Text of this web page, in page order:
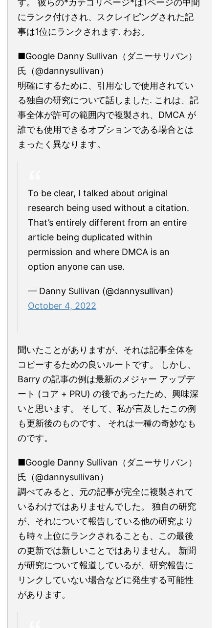
す。 彼らの*カテゴリページ*は1ページの中間
にランク付けされ、スクレイピングされた記
事は1位にランクされます. わお。
■Google Danny Sullivan（ダニーサリバン）
氏（@dannysullivan）
明確にするために、引用なしで使用されてい
る独自の研究について話しました. これは、記
事全体が許可の範囲内で複製され、DMCA が
誰でも使用できるオプションである場合とは
まったく異なります。
To be clear, I talked about original
research being used without a citation.
That’s entirely different from an entire
article being duplicated within
permission and where DMCA is an
option anyone can use.
— Danny Sullivan (@dannysullivan)
October 4, 2022
聞いたことがありますが、それは記事全体を
コピーするための良いルートです。 しかし、
Barry の記事の例は最新のメジャー アップデ
ート (コア + PRU) の後であったため、興味深
いと思います。 そして、私が言及したこの例
も更新後のものです。 それは一種の奇妙なも
のです。
■Google Danny Sullivan（ダニーサリバン）
氏（@dannysullivan）
調べてみると、元の記事が完全に複製されて
いるわけではありませんでした。 独自の研究
が、それについて報告している他の研究より
も時々上位にランクされることも、この最後
の更新では新しいことではありません。 新聞
が研究について報道しているが、研究報告に
リンクしていない場合などに発生する可能性
があります。